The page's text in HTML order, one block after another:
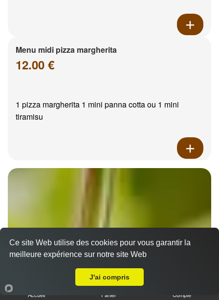
Menu midi pizza margherita
12.00 €
1 pizza margherita 1 mini panna cotta ou 1 mini
tiramisu
Accueil Panier Compte
Ce site Web utilise des cookies pour vous garantir la
meilleure expérience sur notre site Web
J'ai compris